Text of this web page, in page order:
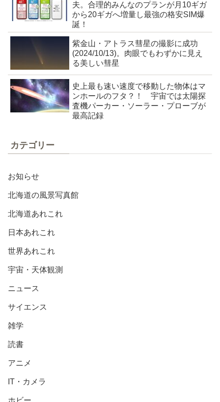
夫。合理的みんなのプランが月10ギガ
から20ギガへ増量し最強の格安SIM爆
誕！
紫金山・アトラス彗星の撮影に成功
(2024/10/13)。肉眼でもわずかに見え
る美しい彗星
史上最も速い速度で移動した物体はマ
ンホールのフタ？！ 宇宙では太陽探
査機パーカー・ソーラー・プローブが
最高記録
カテゴリー
お知らせ
北海道の風景写真館
北海道あれこれ
日本あれこれ
世界あれこれ
宇宙・天体観測
ニュース
サイエンス
雑学
読書
アニメ
IT・カメラ
ホビー